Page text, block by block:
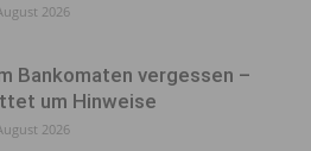
2026
Bankomaten vergessen –
um Hinweise
2026